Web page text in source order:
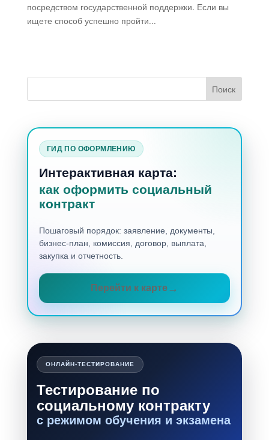
посредством государственной поддержки. Если вы
ищете способ успешно пройти...
ГИД ПО ОФОРМЛЕНИЮ
Интерактивная карта:
как оформить социальный
контракт
Пошаговый порядок: заявление, документы,
бизнес-план, комиссия, договор, выплата,
закупка и отчетность.
Перейти к карте
ОНЛАЙН-ТЕСТИРОВАНИЕ
Тестирование по
социальному контракту
с режимом обучения и экзамена